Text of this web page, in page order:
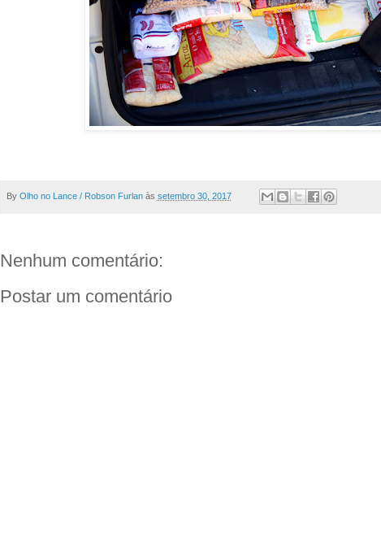
By Olho no Lance / Robson Furlan às setembro 30, 2017
Nenhum comentário:
Postar um comentário